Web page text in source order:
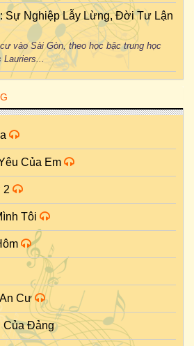
Sự Nghiệp Lẫy Lừng, Đời Tư Lận
vào Sài Gòn, theo học bậc trung học
Lauriers...
Của Em
2
Tôi
Cư
Của Đảng